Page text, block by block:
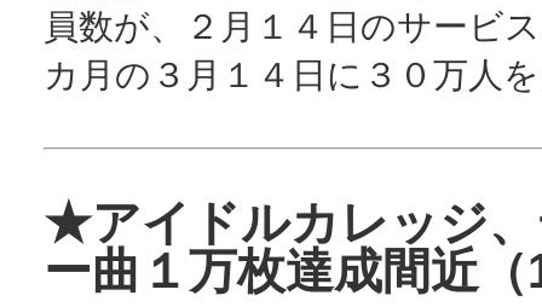
員数が、２月１４日のサービ
カ月の３月１４日に３０万人
★アイドルカレッジ
ー曲１万枚達成間近